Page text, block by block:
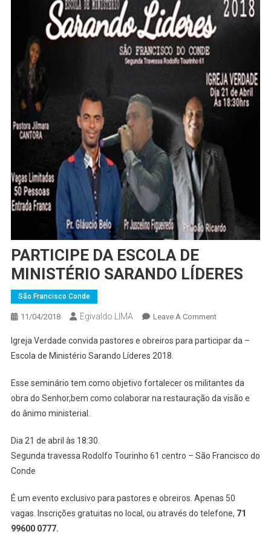
PARTICIPE DA ESCOLA DE
MINISTÉRIO SARANDO LÍDERES
São Francisco Conde
11/04/2018 Egivaldo LIMA Leave A CommentOn
DA
MINISTÉRIO
SARANDO
Igreja Verdade convida pastores e obreiros para participar da –
Escola de Ministério Sarando Líderes 2018.
Esse seminário tem como objetivo fortalecer os militantes da
obra do Senhor,bem como colaborar na restauração da visão e
do ânimo ministerial.
Dia 21 de abril às 18:30.
Segunda travessa Rodolfo Tourinho 61 centro – São Francisco do
Conde
É um evento exclusivo para pastores e obreiros. Apenas 50
vagas. Inscrições gratuitas no local, ou através do telefone, 71
99600 0777.